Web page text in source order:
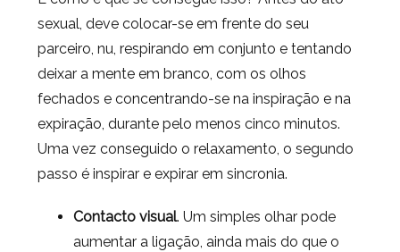
sexual, deve colocar-se em frente do seu
parceiro, nu, respirando em conjunto e tentando
deixar a mente em branco, com os olhos
fechados e concentrando-se na inspiração e na
expiração, durante pelo menos cinco minutos.
Uma vez conseguido o relaxamento, o segundo
passo é inspirar e expirar em sincronia.
Contacto visual. Um simples olhar pode
aumentar a ligação, ainda mais do que o